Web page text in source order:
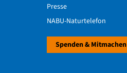
Presse
NABU-Naturtelefon
Spenden & Mitmachen